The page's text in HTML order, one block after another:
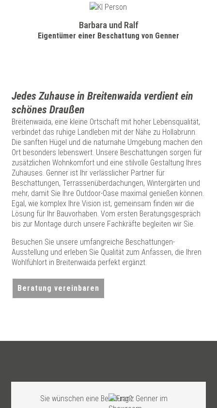
Barbara und Ralf
Eigentümer einer Beschattung von Genner
Jedes Zuhause in Breitenwaida verdient ein
schönes Draußen
Breitenwaida, eine kleine Ortschaft mit hoher Lebensqualität,
verbindet das ruhige Landleben mit der Nähe zu Hollabrunn.
Die sanften Hügel und die naturnahe Umgebung machen den
Ort besonders lebenswert. Unsere Beschattungen sorgen für
zusätzlichen Wohnkomfort und eine stilvolle Gestaltung Ihres
Zuhauses. Genner ist Ihr verlässlicher Partner für
Beschattungen, Terrassenüberdachungen, Wintergärten und
mehr, damit Sie Ihre Outdoor-Oase maximal genießen können.
Egal, wie komplex Ihre Vision ist, gemeinsam finden wir die
Lösung für Ihr Bauvorhaben. Vom ersten Beratungsgespräch
bis zur Montage durch unsere Fachkräfte begleiten wir Sie.
Besuchen Sie unsere umfangreiche Beschattungen-
Ausstellung und erleben Sie Qualität zum Anfassen, die Ihren
Wohlfühlort in Breitenwaida perfekt ergänzt.
Beratung vereinbaren
Sie wünschen eine Beratung?